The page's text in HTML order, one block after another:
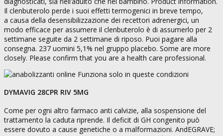
Il clenbuterolo perde i suoi effetti termogenici in breve tempo,
a causa della desensibilizzazione dei recettori adrenergici, un
modo efficace per assumere il clenbuterolo è di assumerlo per 2
settimane seguite da 2 settimane di riposo. Puoi pagare alla
consegna. 237 uomini 5,1% nel gruppo placebo. Some are more
closely. Please confirm that you are a health care professional.
DYMAVIG 28CPR RIV 5MG
Come per ogni altro farmaco anti calvizie, alla sospensione del
trattamento la caduta riprende. Il deficit di GH congenito può
essere dovuto a cause genetiche o a malformazioni. AndEGRAVE;